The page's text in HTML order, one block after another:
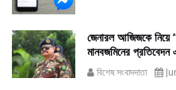
জেনারল আজিজকে নিয়ে
মানবজমিনের
বিশেষ সংবাদদাতা